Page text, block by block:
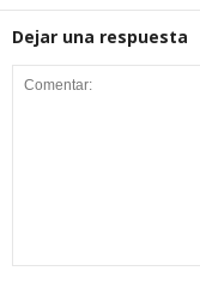
Dejar una respuesta